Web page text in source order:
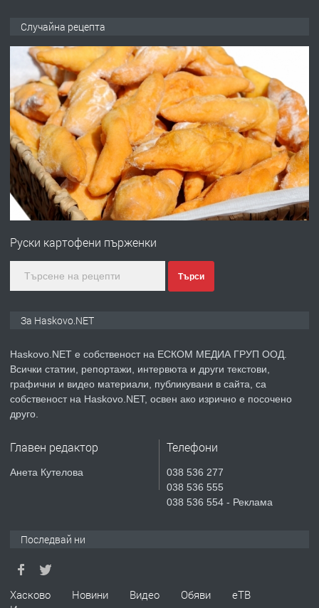
537 426
преди 19 часа
ПРЕДЛАГА
Давам обзаведено жилище за жена
без брокери 0889 537 426
преди 19 часа
ПРЕДЛАГА Под НАЕМ двустаен Орфей
преди 3 дни
ПРЕДЛАГА
🔑 ОБЗАВЕДЕНА ГАРСОНИЕРА ПОД
НАПЪЛНО ОБЗАВЕДЕН И
ПРЕДЛАГА Давам гараж под наем
Случайна рецепта
Руски картофени пърженки
Търси
За Haskovo.NET
Haskovo.NET е собственост на ЕСКОМ МЕДИА ГРУП ООД.
Всички статии, репортажи, интервюта и други текстови,
графични и видео материали, публикувани в сайта, са
собственост на Haskovo.NET, освен ако изрично е посочено
друго.
Главен редактор
Анета Кутелова
Телефони
038 536 277
038 536 555
038 536 554 - Реклама
Последвай ни
Хасково Новини Видео Обяви
еТВ